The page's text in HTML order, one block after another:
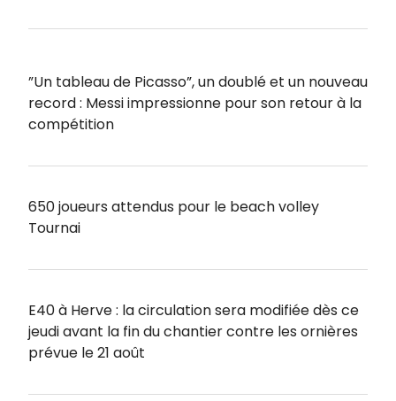
”Un tableau de Picasso”, un doublé et un nouveau
record : Messi impressionne pour son retour à la
compétition
650 joueurs attendus pour le beach volley
Tournai
E40 à Herve : la circulation sera modifiée dès ce
jeudi avant la fin du chantier contre les ornières
prévue le 21 août